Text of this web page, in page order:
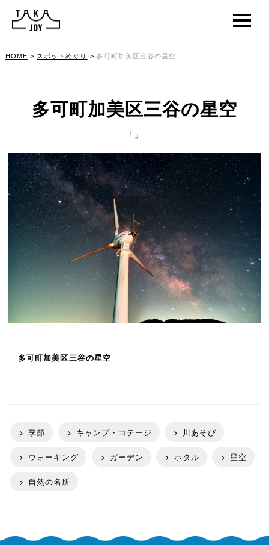
HOME > スポットめぐり > 多可町加美区三谷の星空
多可町加美区三谷の星空
「」
多可町加美区三谷の星空
季節 キャンプ・コテージ 川あそび
ウォーキング ガーデン ホタル 星空
自然の名所